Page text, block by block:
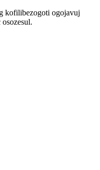
kofilibezogoti ogojavuj